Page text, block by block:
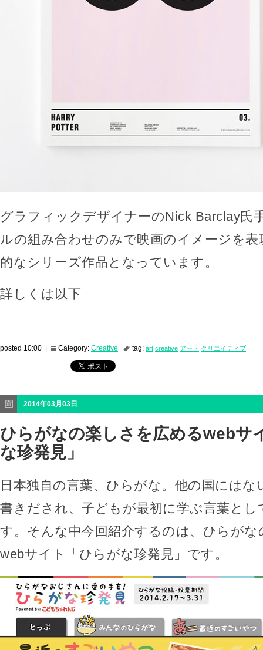
グラフィックデザイナーのNick Barclay氏
ルの組み合わせのみで映画のイメージを表
的なシリーズ作品となっています。
詳しくは以下
posted 10:00 | Category: Creative tag: art creative アート クリエイティブ
2014年03月03日
ひらがなの楽しさを広めるwebサ
な珍発見」
日本独自の言葉、ひらがな。他の国にはな
書きだされ、子どもが最初に学ぶ言葉と
す。そんな中今回紹介するのは、ひらが
webサイト「ひらがな珍発見」です。